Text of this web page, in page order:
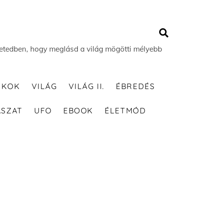
hogy meglásd a világ mögötti mélyebb
VILÁG VILÁG II. ÉBREDÉS
UFO EBOOK ÉLETMÓD